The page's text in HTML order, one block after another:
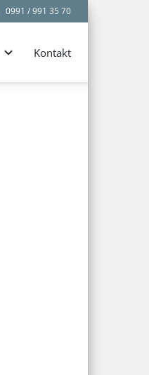
0991 / 991 35 70
Kontakt